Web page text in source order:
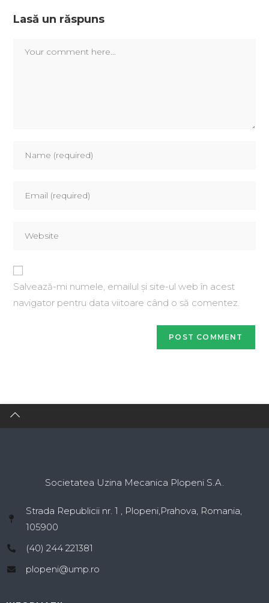
Lasă un răspuns
Salvează-mi numele, emailul și site-ul web în acest
navigator pentru data viitoare când o să comentez.
Societatea Uzina Mecanica Plopeni S.A.
Strada Republicii nr. 1 , Plopeni,Prahova, Romania,
105900
(40) 244 221381
plopeni@ump.ro